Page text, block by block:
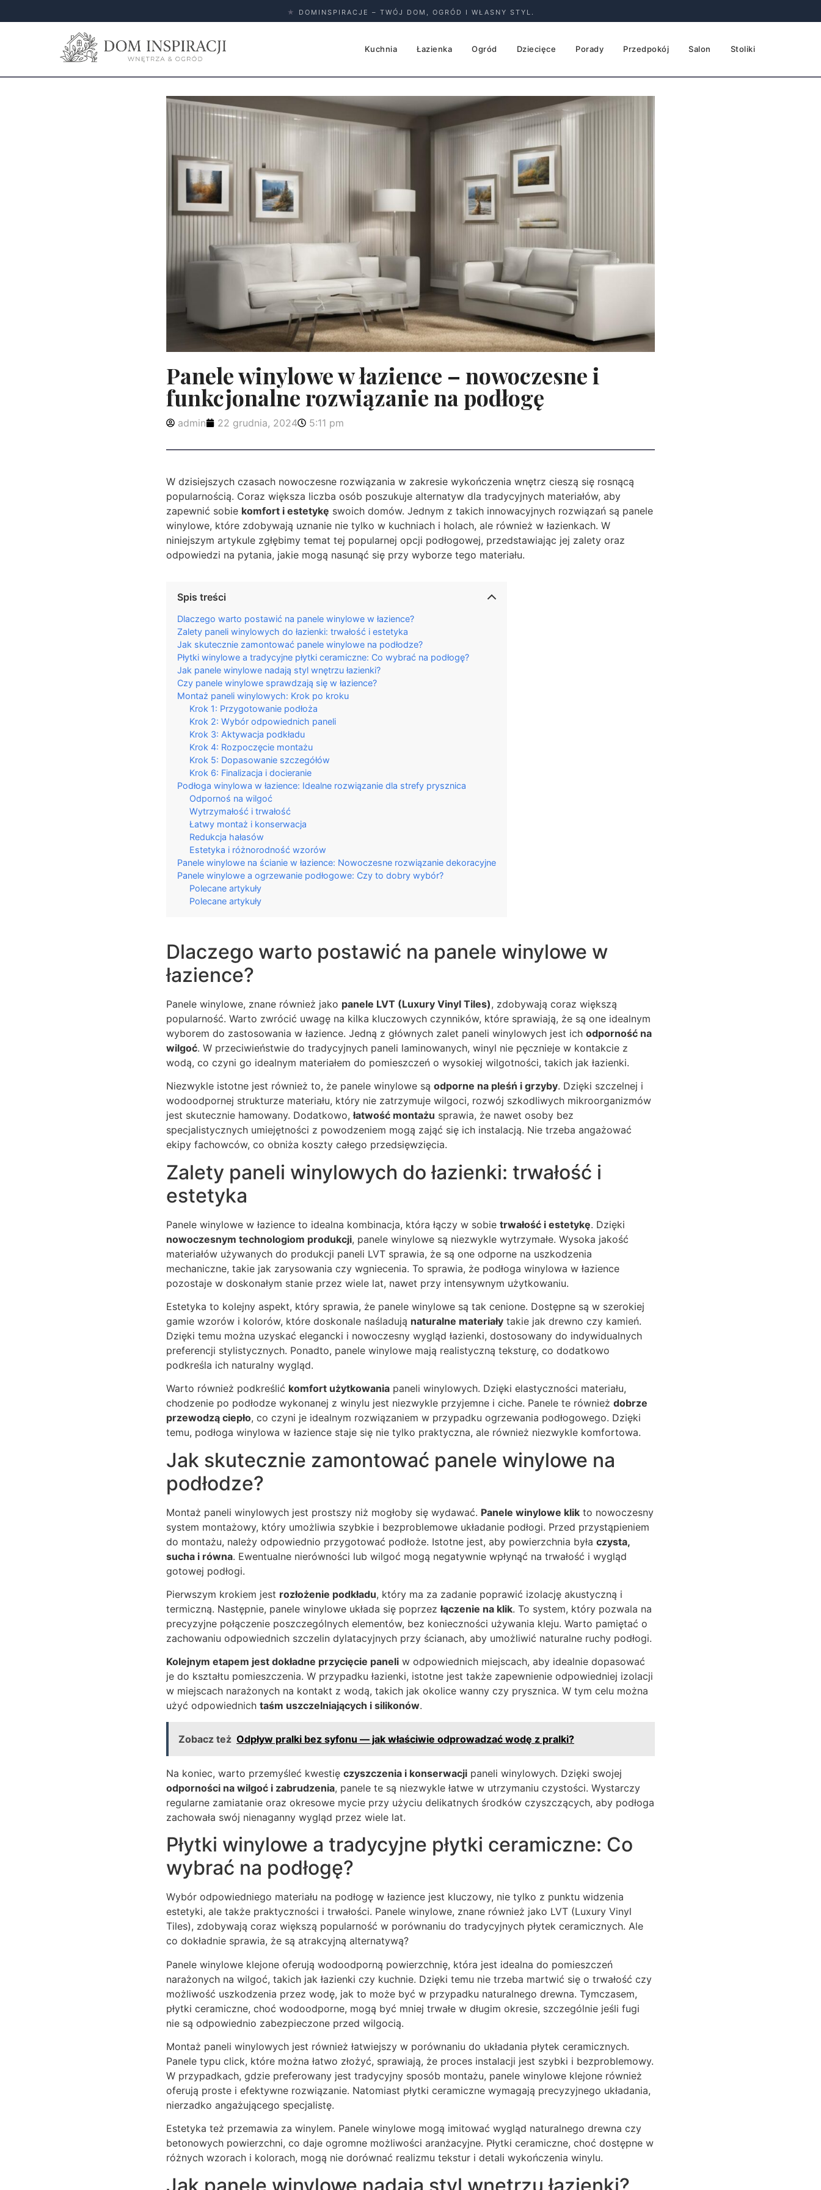
★ DOMINSPIRACJE – TWÓJ DOM, OGRÓD I WŁASNY STYL.
Kuchnia Łazienka Ogród Dziecięce Porady Przedpokój Salon Stoliki
Panele winylowe w łazience – nowoczesne i
funkcjonalne rozwiązanie na podłogę
admin 22 grudnia, 2024 5:11 pm
W dzisiejszych czasach nowoczesne rozwiązania w zakresie wykończenia wnętrz cieszą się rosnącą
popularnością. Coraz większa liczba osób poszukuje alternatyw dla tradycyjnych materiałów, aby
zapewnić sobie komfort i estetykę swoich domów. Jednym z takich innowacyjnych rozwiązań są panele
winylowe, które zdobywają uznanie nie tylko w kuchniach i holach, ale również w łazienkach. W
niniejszym artykule zgłębimy temat tej popularnej opcji podłogowej, przedstawiając jej zalety oraz
odpowiedzi na pytania, jakie mogą nasunąć się przy wyborze tego materiału.
Spis treści
Dlaczego warto postawić na panele winylowe w łazience?
Zalety paneli winylowych do łazienki: trwałość i estetyka
Jak skutecznie zamontować panele winylowe na podłodze?
Płytki winylowe a tradycyjne płytki ceramiczne: Co wybrać na podłogę?
Jak panele winylowe nadają styl wnętrzu łazienki?
Czy panele winylowe sprawdzają się w łazience?
Montaż paneli winylowych: Krok po kroku
Krok 1: Przygotowanie podłoża
Krok 2: Wybór odpowiednich paneli
Krok 3: Aktywacja podkładu
Krok 4: Rozpoczęcie montażu
Krok 5: Dopasowanie szczegółów
Krok 6: Finalizacja i docieranie
Podłoga winylowa w łazience: Idealne rozwiązanie dla strefy prysznica
Odpornoś na wilgoć
Wytrzymałość i trwałość
Łatwy montaż i konserwacja
Redukcja hałasów
Estetyka i różnorodność wzorów
Panele winylowe na ścianie w łazience: Nowoczesne rozwiązanie dekoracyjne
Panele winylowe a ogrzewanie podłogowe: Czy to dobry wybór?
Polecane artykuły
Polecane artykuły
Dlaczego warto postawić na panele winylowe w
łazience?
Panele winylowe, znane również jako panele LVT (Luxury Vinyl Tiles), zdobywają coraz większą
popularność. Warto zwrócić uwagę na kilka kluczowych czynników, które sprawiają, że są one idealnym
wyborem do zastosowania w łazience. Jedną z głównych zalet paneli winylowych jest ich odporność na
wilgoć. W przeciwieństwie do tradycyjnych paneli laminowanych, winyl nie pęcznieje w kontakcie z
wodą, co czyni go idealnym materiałem do pomieszczeń o wysokiej wilgotności, takich jak łazienki.
Niezwykle istotne jest również to, że panele winylowe są odporne na pleśń i grzyby. Dzięki szczelnej i
wodoodpornej strukturze materiału, który nie zatrzymuje wilgoci, rozwój szkodliwych mikroorganizmów
jest skutecznie hamowany. Dodatkowo,łatwość montażu sprawia, że nawet osoby bez
specjalistycznych umiejętności z powodzeniem mogą zająć się ich instalacją. Nie trzeba angażować
ekipy fachowców, co obniża koszty całego przedsięwzięcia.
Zalety paneli winylowych do łazienki: trwałość i
estetyka
Panele winylowe w łazience to idealna kombinacja, która łączy w sobie trwałość i estetykę. Dzięki
nowoczesnym technologiom produkcji, panele winylowe są niezwykle wytrzymałe. Wysoka jakość
materiałów używanych do produkcji paneli LVT sprawia, że są one odporne na uszkodzenia
mechaniczne, takie jak zarysowania czy wgniecenia. To sprawia, że podłoga winylowa w łazience
pozostaje w doskonałym stanie przez wiele lat, nawet przy intensywnym użytkowaniu.
Estetyka to kolejny aspekt, który sprawia, że panele winylowe są tak cenione. Dostępne są w szerokiej
gamie wzorów i kolorów, które doskonale naśladują naturalne materiały takie jak drewno czy kamień.
Dzięki temu można uzyskać elegancki i nowoczesny wygląd łazienki, dostosowany do indywidualnych
preferencji stylistycznych. Ponadto, panele winylowe mają realistyczną teksturę, co dodatkowo
podkreśla ich naturalny wygląd.
Warto również podkreślić komfort użytkowania paneli winylowych. Dzięki elastyczności materiału,
chodzenie po podłodze wykonanej z winylu jest niezwykle przyjemne i ciche. Panele te również dobrze
przewodzą ciepło, co czyni je idealnym rozwiązaniem w przypadku ogrzewania podłogowego. Dzięki
temu, podłoga winylowa w łazience staje się nie tylko praktyczna, ale również niezwykle komfortowa.
Jak skutecznie zamontować panele winylowe na
podłodze?
Montaż paneli winylowych jest prostszy niż mogłoby się wydawać. Panele winylowe klik to nowoczesny
system montażowy, który umożliwia szybkie i bezproblemowe układanie podłogi. Przed przystąpieniem
do montażu, należy odpowiednio przygotować podłoże. Istotne jest, aby powierzchnia była czysta,
sucha i równa. Ewentualne nierówności lub wilgoć mogą negatywnie wpłynąć na trwałość i wygląd
gotowej podłogi.
Pierwszym krokiem jest rozłożenie podkładu, który ma za zadanie poprawić izolację akustyczną i
termiczną. Następnie, panele winylowe układa się poprzezłączenie na klik. To system, który pozwala na
precyzyjne połączenie poszczególnych elementów, bez konieczności używania kleju. Warto pamiętać o
zachowaniu odpowiednich szczelin dylatacyjnych przy ścianach, aby umożliwić naturalne ruchy podłogi.
Kolejnym etapem jest dokładne przycięcie paneli w odpowiednich miejscach, aby idealnie dopasować
je do kształtu pomieszczenia. W przypadku łazienki, istotne jest także zapewnienie odpowiedniej izolacji
w miejscach narażonych na kontakt z wodą, takich jak okolice wanny czy prysznica. W tym celu można
użyć odpowiednich taśm uszczelniających i silikonów.
Zobacz też Odpływ pralki bez syfonu — jak właściwie odprowadzać wodę z pralki?
Na koniec, warto przemyśleć kwestię czyszczenia i konserwacji paneli winylowych. Dzięki swojej
odporności na wilgoć i zabrudzenia, panele te są niezwykle łatwe w utrzymaniu czystości. Wystarczy
regularne zamiatanie oraz okresowe mycie przy użyciu delikatnych środków czyszczących, aby podłoga
zachowała swój nienaganny wygląd przez wiele lat.
Płytki winylowe a tradycyjne płytki ceramiczne: Co
wybrać na podłogę?
Wybór odpowiedniego materiału na podłogę w łazience jest kluczowy, nie tylko z punktu widzenia
estetyki, ale także praktyczności i trwałości. Panele winylowe, znane również jako LVT (Luxury Vinyl
Tiles), zdobywają coraz większą popularność w porównaniu do tradycyjnych płytek ceramicznych. Ale
co dokładnie sprawia, że są atrakcyjną alternatywą?
Panele winylowe klejone oferują wodoodporną powierzchnię, która jest idealna do pomieszczeń
narażonych na wilgoć, takich jak łazienki czy kuchnie. Dzięki temu nie trzeba martwić się o trwałość czy
możliwość uszkodzenia przez wodę, jak to może być w przypadku naturalnego drewna. Tymczasem,
płytki ceramiczne, choć wodoodporne, mogą być mniej trwałe w długim okresie, szczególnie jeśli fugi
nie są odpowiednio zabezpieczone przed wilgocią.
Montaż paneli winylowych jest również łatwiejszy w porównaniu do układania płytek ceramicznych.
Panele typu click, które można łatwo złożyć, sprawiają, że proces instalacji jest szybki i bezproblemowy.
W przypadkach, gdzie preferowany jest tradycyjny sposób montażu, panele winylowe klejone również
oferują proste i efektywne rozwiązanie. Natomiast płytki ceramiczne wymagają precyzyjnego układania,
nierzadko angażującego specjalistę.
Estetyka też przemawia za winylem. Panele winylowe mogą imitować wygląd naturalnego drewna czy
betonowych powierzchni, co daje ogromne możliwości aranżacyjne. Płytki ceramiczne, choć dostępne w
różnych wzorach i kolorach, mogą nie dorównać realizmu tekstur i detali wykończenia winylu.